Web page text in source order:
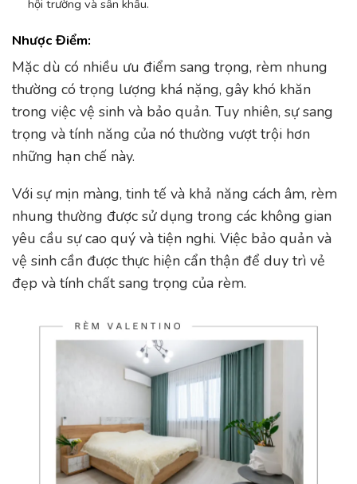
hội trường và sân khấu.
Nhược Điểm:
Mặc dù có nhiều ưu điểm sang trọng, rèm nhung
thường có trọng lượng khá nặng, gây khó khăn
trong việc vệ sinh và bảo quản. Tuy nhiên, sự sang
trọng và tính năng của nó thường vượt trội hơn
những hạn chế này.
Với sự mịn màng, tinh tế và khả năng cách âm, rèm
nhung thường được sử dụng trong các không gian
yêu cầu sự cao quý và tiện nghi. Việc bảo quản và
vệ sinh cần được thực hiện cẩn thận để duy trì vẻ
đẹp và tính chất sang trọng của rèm.